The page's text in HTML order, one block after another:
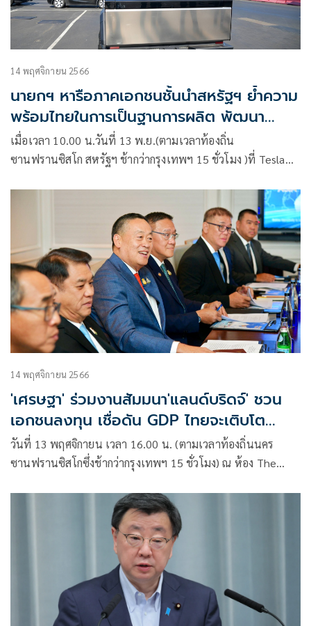
14 พฤศจิกายน 2566
นายกฯ หารือภาคเอกชนชั้นนำสหรัฐฯ ย้ำความ
พร้อมไทยในการเป็นฐานการผลิต พัฒนา
supply chain
เมื่อเวลา 10.00 น.วันที่ 13 พ.ย.(ตามเวลาท้องถิ่น
ซานฟรานซิสโก สหรัฐฯ ช้ากว่ากรุงเทพฯ 15 ชั่วโมง )ที่ Tesla
14 พฤศจิกายน 2566
'เศรษฐา' ร่วมงานสัมมนา'แลนด์บริดจ์' ชวน
เอกชนลงทุน เชื่อดัน GDP ไทยจะเติบโต
5.5% ต่อปี
วันที่ 13 พฤศจิกายน เวลา 16.00 น. (ตามเวลาท้องถิ่นนคร
ซานฟรานซิสโกซึ่งช้ากว่ากรุงเทพฯ 15 ชั่วโมง) ณ ห้อง The